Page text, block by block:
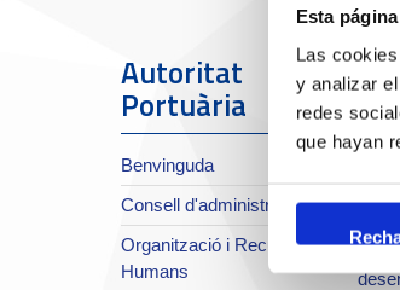
Esta
Las
y analizar
redes
que hayan
Autoritat
Portuària
Benvinguda
Consell d'administració
Organització i Recursos
Humans
El